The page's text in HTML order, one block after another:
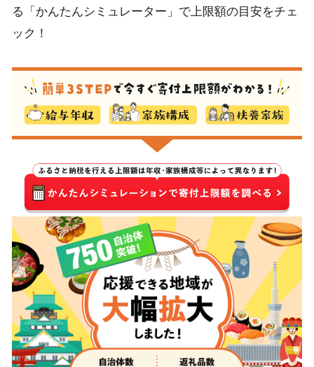
る「かんたんシミュレーター」で上限額の目安をチェ
ック！